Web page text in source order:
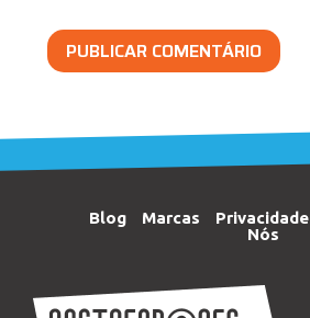
Blog Marcas Privacidade
Nós